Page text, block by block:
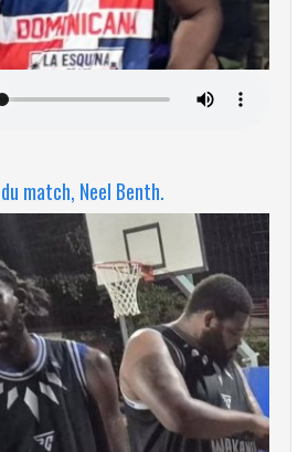
match, Neel Benth.